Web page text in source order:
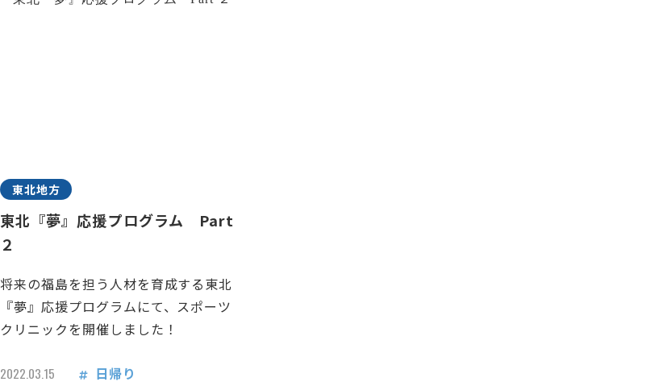
東北地方
東北『夢』応援プログラム Part
２
将来の福島を担う人材を育成する東北
『夢』応援プログラムにて、スポーツ
クリニックを開催しました！
2022.03.15 日帰り